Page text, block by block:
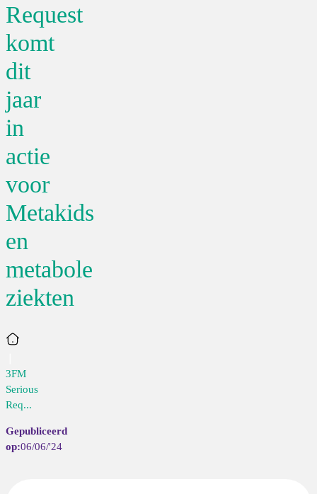
Request
komt
dit
jaar
in
actie
voor
Metakids
en
metabole
ziekten
Home
3FM
Serious
Req...
06/06/'24